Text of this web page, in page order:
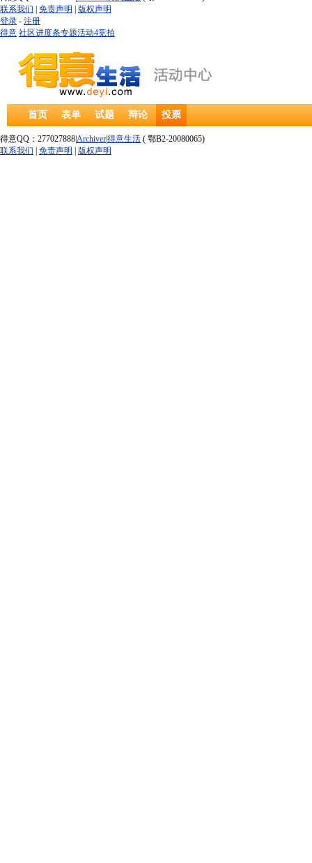
联系我们
免责声明
版权声明
登录 - 注册
得意 社区进度条专题活动4竞拍
首页 表单 试题 辩论 投票
得意QQ：277027888|Archiver得意生活 ( 鄂B2-20080065)
联系我们
免责声明 版权声明